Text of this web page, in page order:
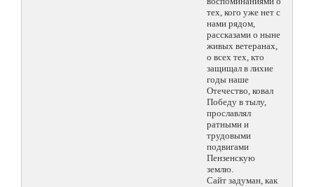
тех, кого уже нет с
нами рядом,
рассказами о ныне
живых ветеранах,
о всех тех, кто
защищал в лихие
годы наше
Отечество, ковал
Победу в тылу,
прославлял
ратными и
трудовыми
подвигами
Пензенскую
землю.
Сайт задуман, как